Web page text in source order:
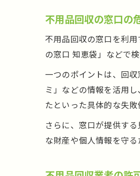
不用品回収の窓口の
不用品回収の窓口を利
の窓口 知恵袋」などで
一つのポイントは、回
ミ」などの情報を活用
たといった具体的な失敗
さらに、窓口が提供す
な財産や個人情報を守